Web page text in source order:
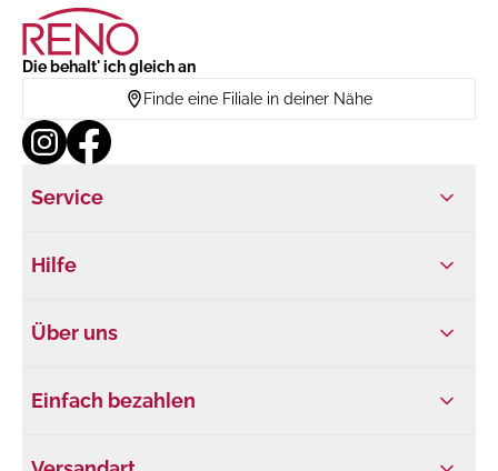
Die behalt' ich gleich an
Finde eine Filiale in deiner Nähe
Service
Hilfe
Über uns
Einfach bezahlen